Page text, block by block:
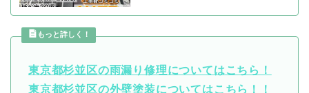
もっと詳しく！
東京都杉並区の雨漏り修理についてはこちら！
東京都杉並区の外壁塗装についてはこちら！！